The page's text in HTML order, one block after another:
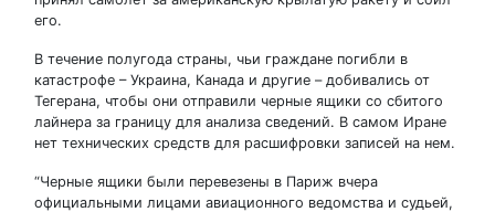
его.
В течение полугода страны, чьи граждане погибли в
катастрофе – Украина, Канада и другие – добивались от
Тегерана, чтобы они отправили черные ящики со сбитого
лайнера за границу для анализа сведений. В самом Иране
нет технических средств для расшифровки записей на нем.
“Черные ящики были перевезены в Париж вчера
официальными лицами авиационного ведомства и судьей,